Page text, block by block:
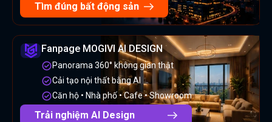
Tìm đúng bất động sản
Fanpage MOGIVI AI DESIGN
Panorama 360° không gian thật
Cải tạo nội thất bằng AI
Căn hộ • Nhà phố • Cafe • Showroom
Trải nghiệm AI Design